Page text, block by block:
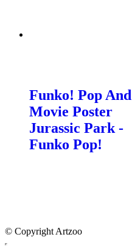
Funko! Pop And
Movie Poster
Jurassic Park -
Funko Pop!
© Copyright Artzoo